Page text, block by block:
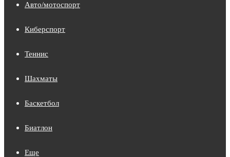
Авто/мотоспорт
Киберспорт
Теннис
Шахматы
Баскетбол
Биатлон
Еще